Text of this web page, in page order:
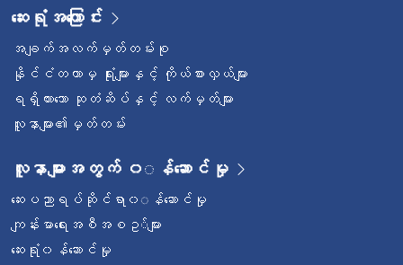
ဆေးရုံအကြောင်း
အချက်အလက်မှတ်တမ်းစု
နိုင်ငံတကာမှ ရုံးများနှင့် ကိုယ်စားလှယ်များ
ရရှိထားသော ဆုတံဆိပ်နှင့် လက်မှတ်များ
လူနာများ၏မှတ်တမ်း
လူနာများအတွက် ၀◌န်ဆောင်မှု
ဆေးပညာရပ်ဆိုင်ရာ၀◌န်ဆောင်မှု
ကျန်းမာရေးအစီအစဥ◌်များ
ဆေးရုံ၀န်ဆောင်မှု